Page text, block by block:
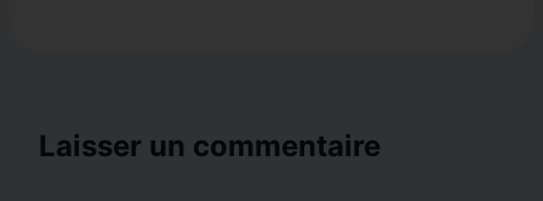
Laisser un commentaire